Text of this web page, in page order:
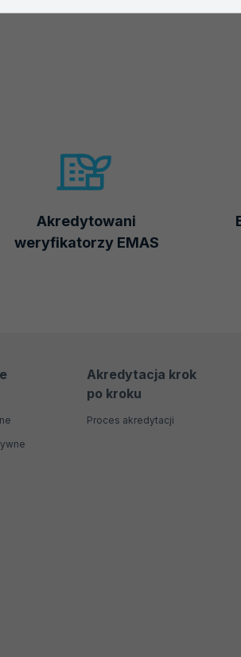
Akredytowani
weryfikatorzy EMAS
Akredytacja krok
po kroku
Proces akredytacji